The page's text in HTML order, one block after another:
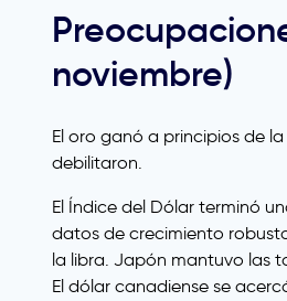
noviembre)
El oro ganó a principios de
debilitaron.
El Índice del Dólar terminó
datos de crecimiento
la libra. Japón mantuvo las
El dólar canadiense se